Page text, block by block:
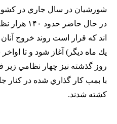
شورشيان در سال جاري در كشور
در حال
اند كه قرار است روند خروج
يك ماه ديگر) آغاز شود و تا اواخر سال ۲۰۱۴
روز گذشته نيز چهار نظامي زير
با بمب كار گذاري شده در
كشته شدند.